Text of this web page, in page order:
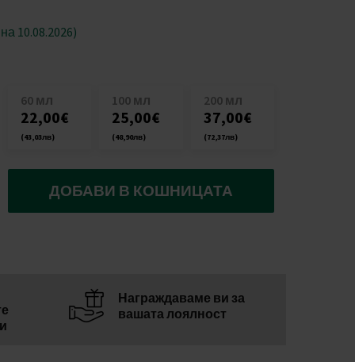
10.08.2026)
60 мл
22,00€
(43,03лв)
100 мл
25,00€
(48,90лв)
200 мл
37,00€
(72,37лв)
ДОБАВИ В КОШНИЦАТА
Награждаваме ви за
вашата лоялност